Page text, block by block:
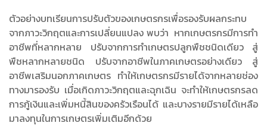
ตัวอย่างบทเรียนการปรับตัวของเกษตรกรเพื่อรองรับผลกระทบ
จากภาวะวิกฤตและการเปลี่ยนแปลง พบว่า หากเกษตรกรมีการทำ
อาชีพที่หลากหลาย ปรับจากการทำเกษตรปลูกพืชชนิดเดียว สู่
พืชหลากหลายชนิด ปรับจากอาชีพในภาคเกษตรอย่างเดียว สู่
อาชีพเสริมนอกภาคเกษตร ทำให้เกษตรกรมีรายได้จากหลายช่อง
ทางมารองรับ เมื่อเกิดภาวะวิกฤตและฉุกเฉิน จะทำให้เกษตรกรลด
การกู้เงินและเพิ่มหนี้สินของครัวเรือนได้ และบางรายมีรายได้เหลือ
มาลงทุนในการเกษตรเพิ่มเติมอีกด้วย